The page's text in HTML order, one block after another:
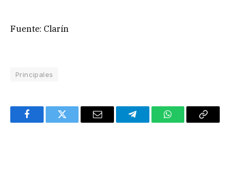
Fuente: Clarín
Principales
FacebookTwitter Email TelegramWhatsAppCopy